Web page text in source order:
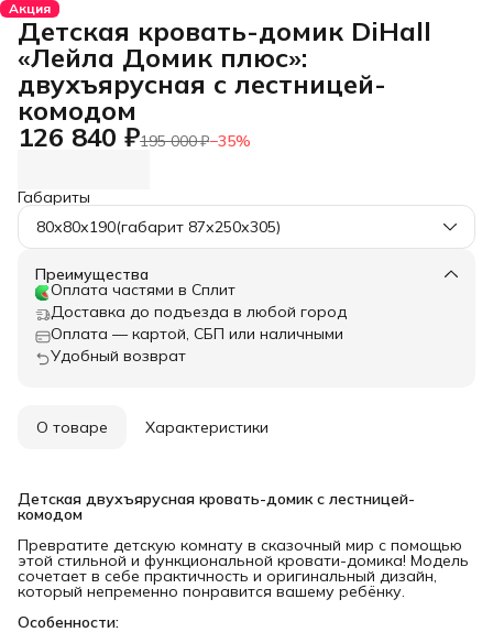
Акция
Детская кровать-домик DiHall
«Лейла Домик плюс»:
двухъярусная с лестницей-
комодом
126 840 ₽195 000 ₽−35%
Габариты
80х80х190(габарит 87х250х305)
Преимущества
Оплата частями в Сплит
Доставка до подъезда в любой город
Оплата — картой, СБП или наличными
Удобный возврат
О товаре Характеристики
Детская двухъярусная кровать-домик с лестницей-
комодом
Превратите детскую комнату в сказочный мир с помощью
этой стильной и функциональной кровати-домика! Модель
сочетает в себе практичность и оригинальный дизайн,
который непременно понравится вашему ребёнку.
Особенности: